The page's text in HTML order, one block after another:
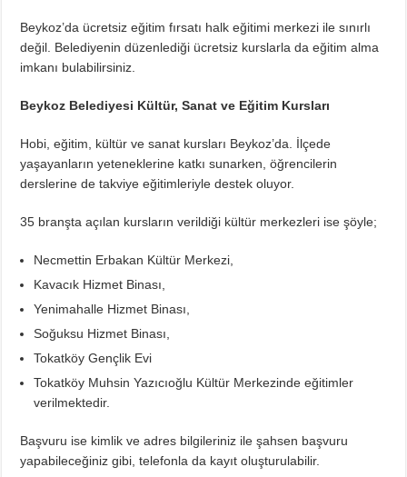
Beykoz’da ücretsiz eğitim fırsatı halk eğitimi merkezi ile sınırlı
değil. Belediyenin düzenlediği ücretsiz kurslarla da eğitim alma
imkanı bulabilirsiniz.
Beykoz Belediyesi Kültür, Sanat ve Eğitim Kursları
Hobi, eğitim, kültür ve sanat kursları Beykoz’da. İlçede
yaşayanların yeteneklerine katkı sunarken, öğrencilerin
derslerine de takviye eğitimleriyle destek oluyor.
35 branşta açılan kursların verildiği kültür merkezleri ise şöyle;
Necmettin Erbakan Kültür Merkezi,
Kavacık Hizmet Binası,
Yenimahalle Hizmet Binası,
Soğuksu Hizmet Binası,
Tokatköy Gençlik Evi
Tokatköy Muhsin Yazıcıoğlu Kültür Merkezinde eğitimler
verilmektedir.
Başvuru ise kimlik ve adres bilgileriniz ile şahsen başvuru
yapabileceğiniz gibi, telefonla da kayıt oluşturulabilir.